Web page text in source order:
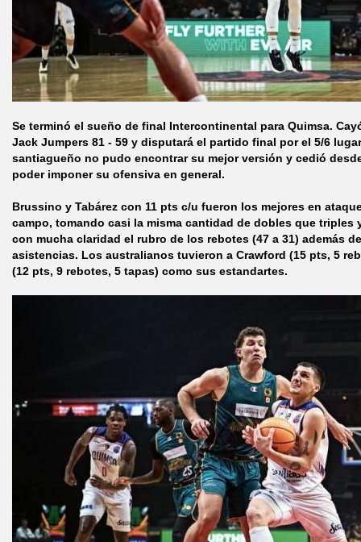
Se terminó el sueño de final Intercontinental para Quimsa.
Jack Jumpers 81 - 59 y disputará el partido final por el 5/6
santiagueño no pudo encontrar su mejor versión y cedió
poder imponer su ofensiva en general.
Brussino y Tabárez con 11 pts c/u fueron los mejores en
campo, tomando casi la misma cantidad de dobles que triples
con mucha claridad el rubro de los rebotes (47 a 31) además
asistencias. Los australianos tuvieron a Crawford (15 pts, 5
(12 pts, 9 rebotes, 5 tapas) como sus estandartes.